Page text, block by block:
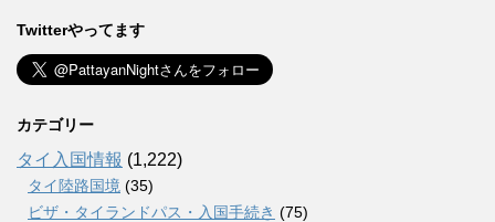
Twitterやってます
カテゴリー
タイ入国情報 (1,222)
タイ陸路国境 (35)
ビザ・タイランドパス・入国手続き (75)